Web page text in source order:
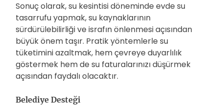
Sonuç olarak, su kesintisi döneminde evde su
tasarrufu yapmak, su kaynaklarının
sürdürülebilirliği ve israfın önlenmesi açısından
büyük önem taşır. Pratik yöntemlerle su
tüketimini azaltmak, hem çevreye duyarlılık
göstermek hem de su faturalarınızı düşürmek
açısından faydalı olacaktır.
Belediye Desteği